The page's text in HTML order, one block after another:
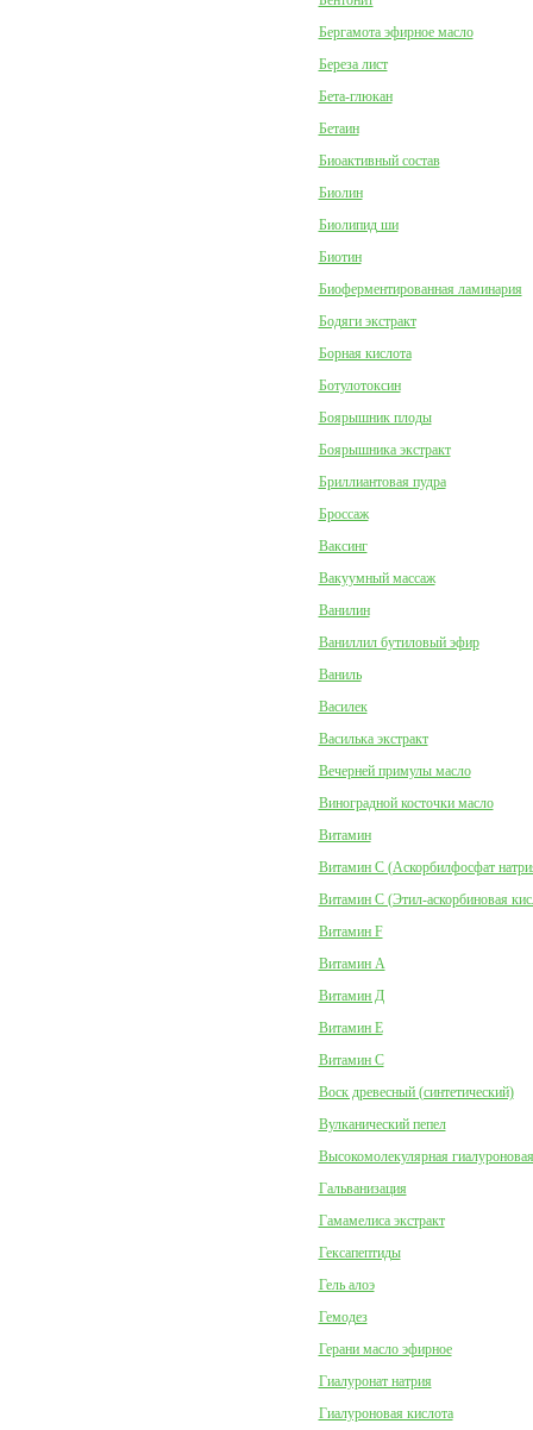
Бергамота эфирное масло
Береза лист
Бета-глюкан
Бетаин
Биоактивный состав
Биолин
Биолипид ши
Биотин
Биоферментированная ламинария
Бодяги экстракт
Борная кислота
Ботулотоксин
Боярышник плоды
Боярышника экстракт
Бриллиантовая пудра
Броссаж
Ваксинг
Вакуумный массаж
Ванилин
Ваниллил бутиловый эфир
Ваниль
Василек
Василька экстракт
Вечерней примулы масло
Виноградной косточки масло
Витамин
Витамин C (Аскорбилфосфат
Витамин C (Этил-аскорбиновая
Витамин F
Витамин А
Витамин Д
Витамин Е
Витамин С
Воск древесный (синтетический)
Вулканический пепел
Высокомолекулярная
Гальванизация
Гамамелиса экстракт
Гексапептиды
Гель алоэ
Гемодез
Герани масло эфирное
Гиалуронат натрия
Гиалуроновая кислота